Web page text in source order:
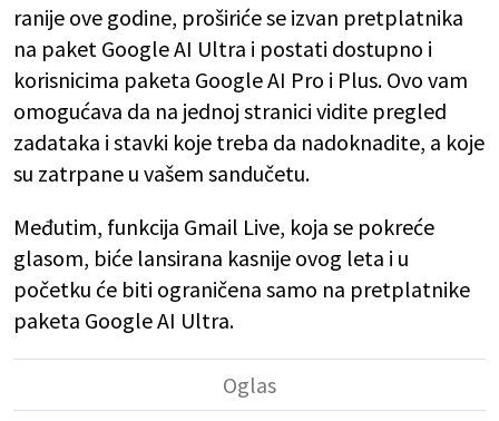
ranije ove godine, proširiće se izvan pretplatnika
na paket Google AI Ultra i postati dostupno i
korisnicima paketa Google AI Pro i Plus. Ovo vam
omogućava da na jednoj stranici vidite pregled
zadataka i stavki koje treba da nadoknadite, a koje
su zatrpane u vašem sandučetu.
Međutim, funkcija Gmail Live, koja se pokreće
glasom, biće lansirana kasnije ovog leta i u
početku će biti ograničena samo na pretplatnike
paketa Google AI Ultra.